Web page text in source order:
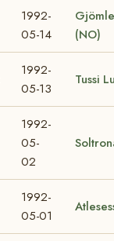
1992-
05-14
(NO)
1992-
05-13
Tussi
1992-
05-
02
1992-
05-01